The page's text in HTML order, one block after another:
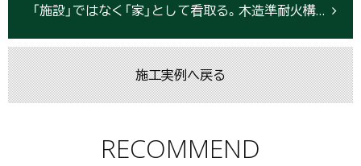
「施設」ではなく「家」として看取る。木造準耐火構造による温もりと、オペレーション効率を究めた医療ケア施設
施工実例へ戻る
RECOMMEND